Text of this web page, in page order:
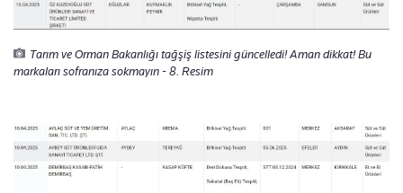
Tarım ve Orman Bakanlığı tağşiş listesini güncelledi! Aman dikkat! Bu
markaları sofranıza sokmayın - 8. Resim